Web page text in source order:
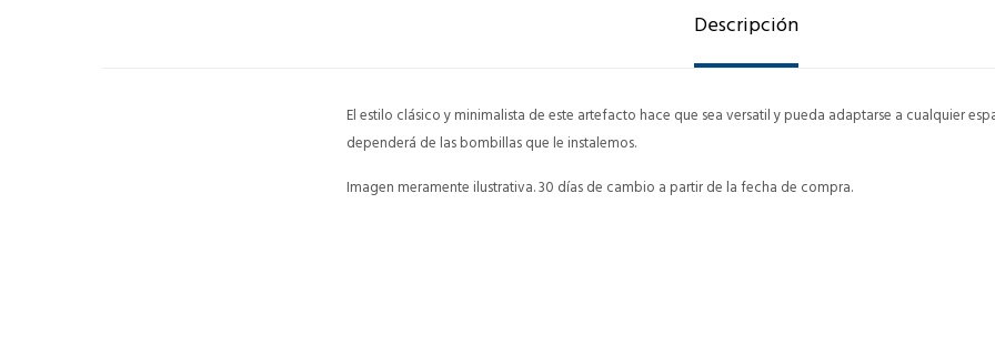
Descripción
El estilo clásico y minimalista de este artefacto hace que sea versatil y pueda adaptarse a cualquier
dependerá de las bombillas que le instalemos.
Imagen meramente ilustrativa. 30 días de cambio a partir de la fecha de compra.